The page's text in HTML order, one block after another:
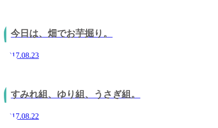
今日は、畑でお芋掘り。
2017.08.23
すみれ組、ゆり組、うさぎ組。
2017.08.22